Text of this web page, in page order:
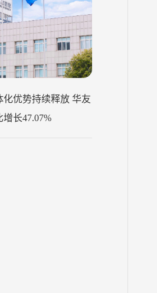
化优势持续释放 华友
长47.07%